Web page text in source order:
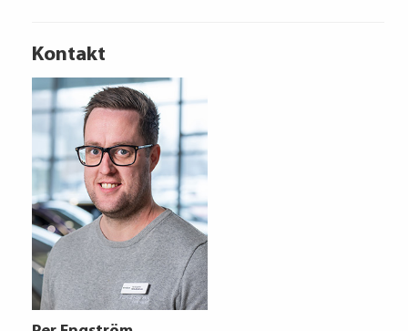
Kontakt